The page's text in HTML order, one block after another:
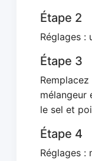
Étape 2
Réglages :
Étape 3
mélangeur
le sel et
Étape 4
Réglages :